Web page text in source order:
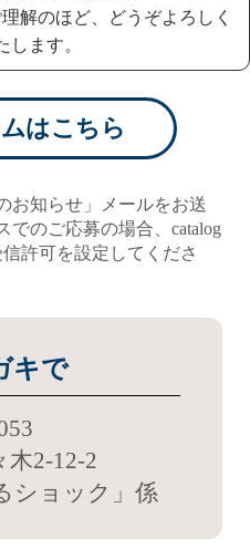
解のほど、どうぞよろしく
します。
はこちら
お知らせ」メールをお送
でのご応募の場合、catalog
許可を設定してくださ
キで
木2-12-2
ショック」係